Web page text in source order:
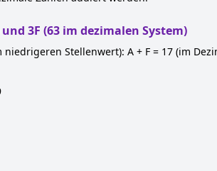
3F (63 im dezimalen System)
Stellenwert): A + F = 17 (im